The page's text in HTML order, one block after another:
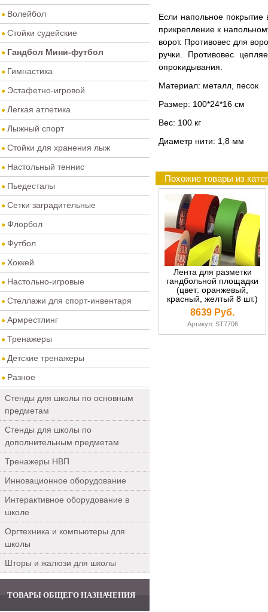
Волейбол
Стойки судейские
Гандбол Мини-футбол
Гимнастика
Эстафетно-игровой
Легкая атлетика
Лыжный спорт
Стойки для хранения лыж
Настольный теннис
Пьедесталы
Сетки заградительные
Флорбол
Футбол
Хоккей
Настольно-игровые
Стеллажи для спорт-инвентаря
Армрестлинг
Тренажеры
Детские тренажеры
Разное
Стенды для школы по основным
предметам
Стенды для школы по
дополнительным предметам
Тренажеры НВП
Инновационное оборудование
Интерактивное оборудование в
школе
Оргтехника и компьютеры для
школы
Шторы и жалюзи для школы
ТОВАРЫ ОБЩЕГО НАЗНАЧЕНИЯ
Если напольное покрытие
прикрепление к
ворот. Противовес для
ручки. Противовес
опрокидывания.
Материал: металл, песок
Размер: 100*24*16 см
Вес: 100 кг
Диаметр нити: 1,8 мм
Похожие товары из
Лента для разметки
гандбольной площадки
(цвет: оранжевый,
красный, желтый 8 шт.)
8639 Руб.
Артикул: ST7706